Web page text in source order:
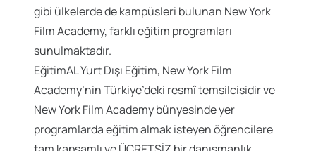
gibi ülkelerde de kampüsleri bulunan New York
Film Academy, farklı eğitim programları
sunulmaktadır.
EğitimAL Yurt Dışı Eğitim, New York Film
Academy’nin Türkiye’deki resmî temsilcisidir ve
New York Film Academy bünyesinde yer
programlarda eğitim almak isteyen öğrencilere